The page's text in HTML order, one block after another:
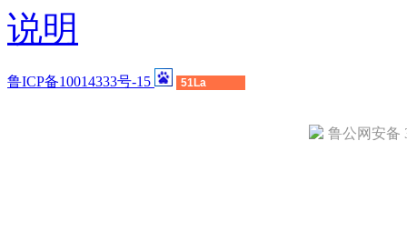
说明
鲁ICP备10014333号-15 51La
鲁公网安备